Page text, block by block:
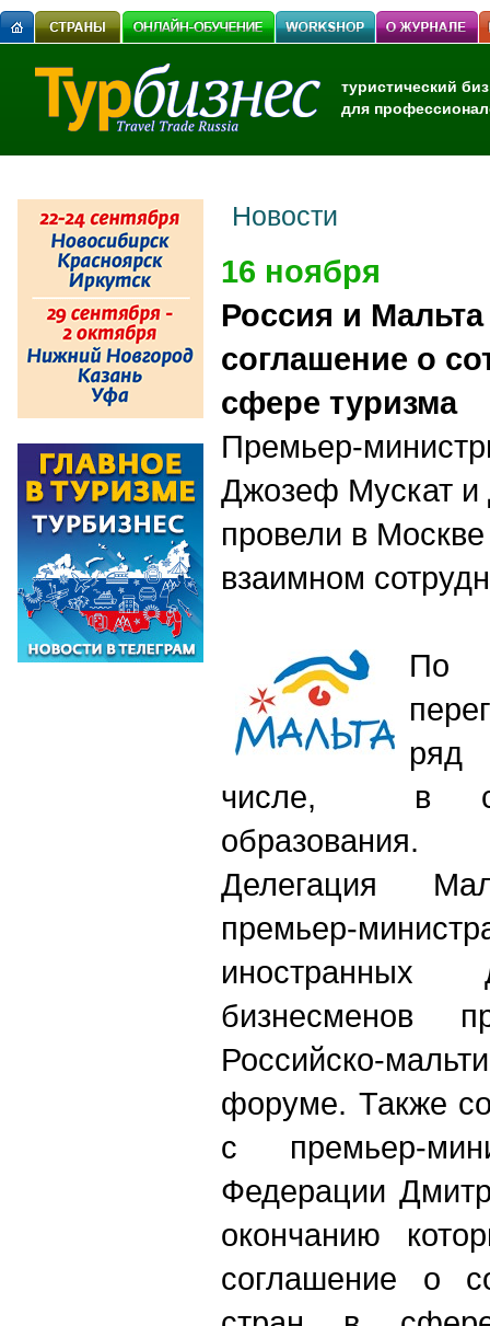
туристический
для
Новости
16 ноября
Россия и
соглашение о
сфере туризма
Премьер-
Джозеф Мускат
провели в
взаимном
По
ряд
числе, в
образования.
Делегация
премьер-
бизнесменов
Российско-
форуме. Также
с премьер-
Федерации
окончанию
соглашение о